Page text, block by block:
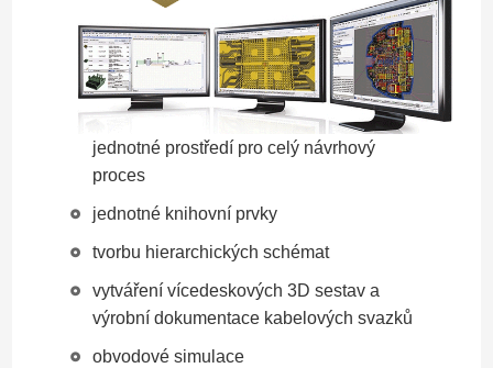
jednotné prostředí pro celý návrhový
proces
jednotné knihovní prvky
tvorbu hierarchických schémat
vytváření vícedeskových 3D sestav a
výrobní dokumentace kabelových svazků
obvodové simulace